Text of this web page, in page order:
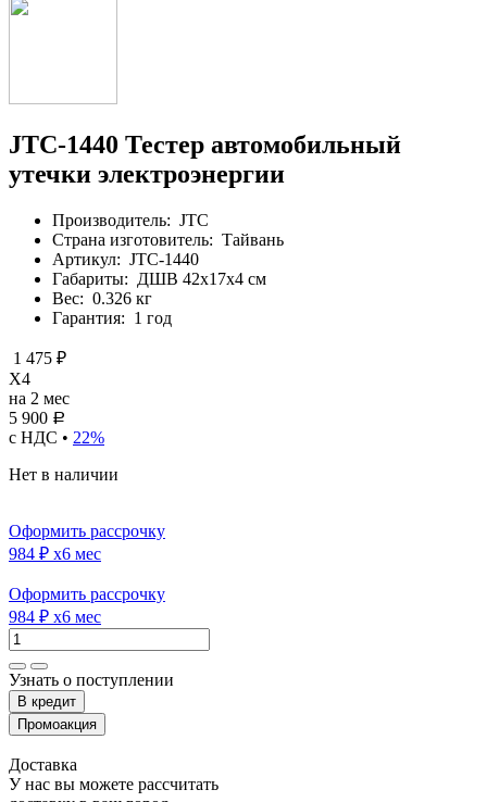
JTC-1440 Тестер автомобильный
утечки электроэнергии
Производитель: JTC
Страна изготовитель: Тайвань
Артикул: JTC-1440
Габариты: ДШВ 42х17х4 см
Вес: 0.326 кг
Гарантия: 1 год
1 475 ₽
X4
на 2 мес
5 900 Р
с НДС • 22%
Нет в наличии
Оформить рассрочку
984 ₽ x6 мес
Оформить рассрочку
984 ₽ x6 мес
Узнать о поступлении
Доставка
У нас вы можете рассчитать